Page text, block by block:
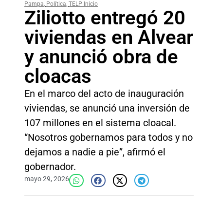
Pampa, Política, TELP Inicio
Ziliotto entregó 20
viviendas en Alvear
y anunció obra de
cloacas
En el marco del acto de inauguración
viviendas, se anunció una inversión de
107 millones en el sistema cloacal.
“Nosotros gobernamos para todos y no
dejamos a nadie a pie”, afirmó el
gobernador.
mayo 29, 2026